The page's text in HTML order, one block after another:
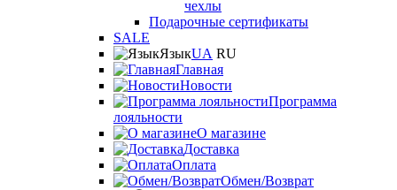
чехлы
Подарочные сертификаты
SALE
ЯзыкUA RU
Главная
Новости
Программа
лояльности
О магазине
Доставка
Оплата
Обмен/Возврат